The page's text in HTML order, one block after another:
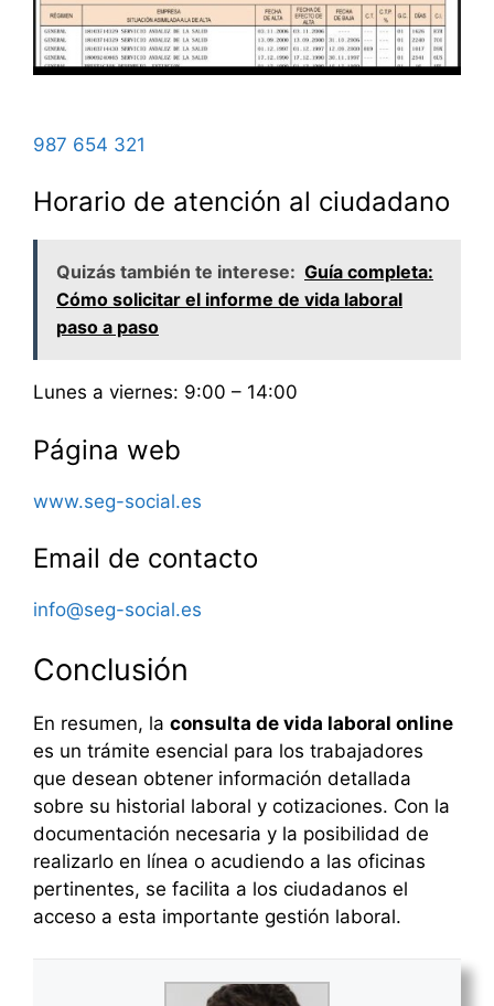
987 654 321
Horario de atención al ciudadano
Quizás también te interese: Guía completa:
Cómo solicitar el informe de vida laboral
paso a paso
Lunes a viernes: 9:00 – 14:00
Página web
www.seg-social.es
Email de contacto
info@seg-social.es
Conclusión
En resumen, la consulta de vida laboral online
es un trámite esencial para los trabajadores
que desean obtener información detallada
sobre su historial laboral y cotizaciones. Con la
documentación necesaria y la posibilidad de
realizarlo en línea o acudiendo a las oficinas
pertinentes, se facilita a los ciudadanos el
acceso a esta importante gestión laboral.